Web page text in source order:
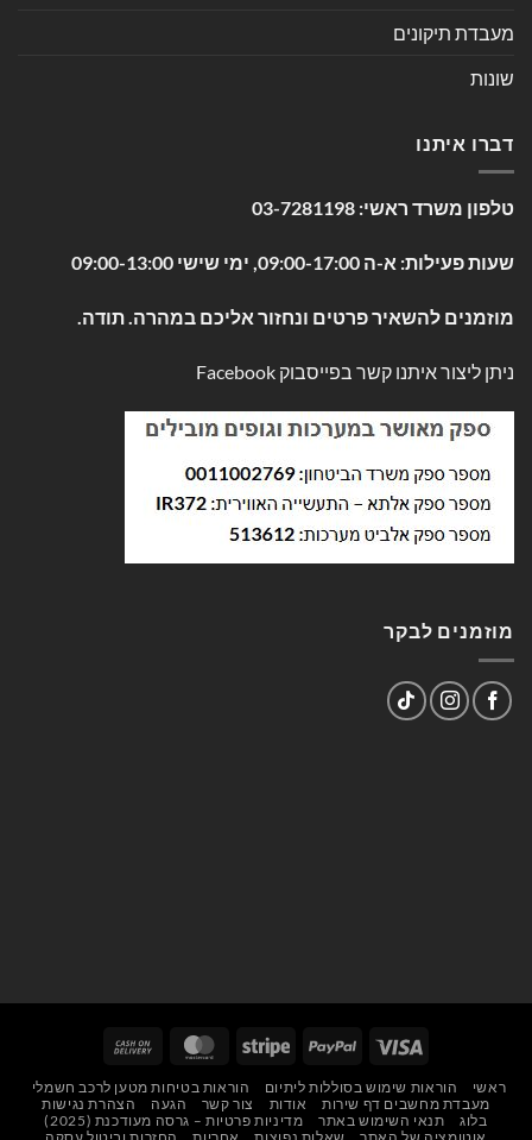
מעבדת תיקונים
שונות
דברו איתנו
טלפון משרד ראשי: 03-7281198
שעות פעילות: א-ה 09:00-17:00, ימי שישי 09:00-13:00
מוזמנים להשאיר פרטים ונחזור אליכם במהרה. תודה.
ניתן ליצור איתנו קשר בפייסבוק Facebook
מוזמנים לבקר
Visa
PayPal
Stripe
MasterCard
Delivery
ראשי הוראות שימוש בסוללות ליתיום
הוראות בטיחות מטען לרכב חשמלי
מעבדת מחשבים דף שירות
אודות צור קשר הגעה
הצהרת נגישות
בלוג
תנאי השימוש באתר
מדיניות פרטיות – גרסה מעודכנת (2025)